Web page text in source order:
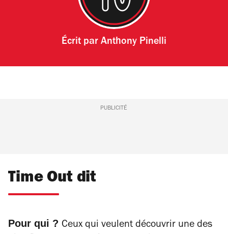
Écrit par Anthony Pinelli
PUBLICITÉ
Time Out dit
Pour qui ? Ceux qui veulent découvrir une des